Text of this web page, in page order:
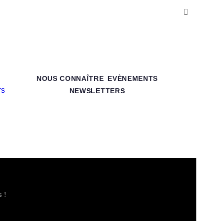
NOUS CONNAÎTRE
EVÈNEMENTS
NEWSLETTERS
!